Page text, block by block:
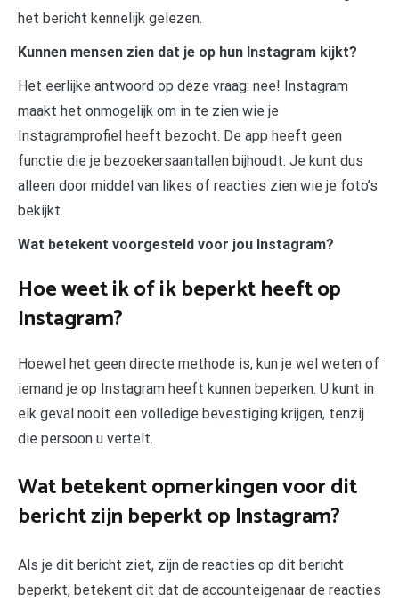
het bericht kennelijk gelezen.
Kunnen mensen zien dat je op hun Instagram kijkt?
Het eerlijke antwoord op deze vraag: nee! Instagram
maakt het onmogelijk om in te zien wie je
Instagramprofiel heeft bezocht. De app heeft geen
functie die je bezoekersaantallen bijhoudt. Je kunt dus
alleen door middel van likes of reacties zien wie je foto’s
bekijkt.
Wat betekent voorgesteld voor jou Instagram?
Hoe weet ik of ik beperkt heeft op
Instagram?
Hoewel het geen directe methode is, kun je wel weten of
iemand je op Instagram heeft kunnen beperken. U kunt in
elk geval nooit een volledige bevestiging krijgen, tenzij
die persoon u vertelt.
Wat betekent opmerkingen voor dit
bericht zijn beperkt op Instagram?
Als je dit bericht ziet, zijn de reacties op dit bericht
beperkt, betekent dit dat de accounteigenaar de reacties